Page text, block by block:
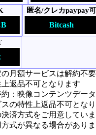
匿名/クレカpaypay可
Bitcash
月額サービスは解約不
返品不可となります
：映像コンテンツデー
スの特性上返品不可とな
済方式をご用意してい
式が異なる場合があり